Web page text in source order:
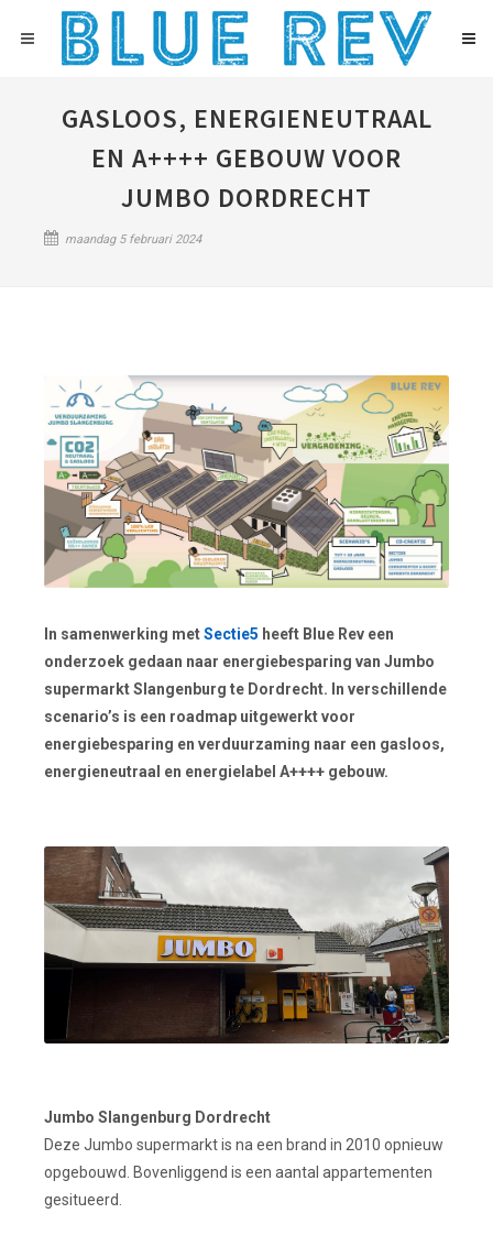
GASLOOS, ENERGIENEUTRAAL
EN A++++ GEBOUW VOOR
JUMBO DORDRECHT
maandag 5 februari 2024
In samenwerking metSectie5 heeft Blue Rev een
onderzoek gedaan naar energiebesparing van Jumbo
supermarkt Slangenburg te Dordrecht. In verschillende
scenario’s is een roadmap uitgewerkt voor
energiebesparing en verduurzaming naar een gasloos,
energieneutraal en energielabel A++++ gebouw.
Jumbo Slangenburg Dordrecht
Deze Jumbo supermarkt is na een brand in 2010 opnieuw
opgebouwd. Bovenliggend is een aantal appartementen
gesitueerd.